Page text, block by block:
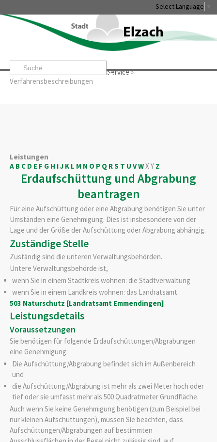
Select Language
Startseite» »Service»
Verfahrensbeschreibungen
Leben & Erleben Rathaus & Service
Leistungen
A B C D E F G H IJ K L M N O P Q RS T U VWXY Z
Erdaufschüttung und Abgrabung
beantragen
Für eine Aufschüttung oder eine Abgrabung benötigen Sie unter
Umständen eine Genehmigung. Dies ist insbesondere von der
Lage und der Größe der Aufschüttung oder Abgrabung abhängig.
Zuständige Stelle
Zuständig sind die unteren Verwaltungsbehörden.
Untere Verwaltungsbehörde ist,
wenn Sie in einem Stadtkreis wohnen: die Stadtverwaltung
wenn Sie in einem Landkreis wohnen: das Landratsamt
503 Naturschutz [Landratsamt Emmendingen]
Leistungsdetails
Voraussetzungen
Sie benötigen für folgende Erdaufschüttungen/Abgrabungen
eine Genehmigung:
Die Aufschüttung/Abgrabung befindet sich im Außenbereich
und
die Aufschüttung/Abgrabung ist mehr als zwei Meter hoch oder
tief oder sie umfasst mehr als 500 Quadratmeter Grundfläche.
Auch wenn Sie keine Genehmigung benötigen (zum Beispiel bei
nur kleinen Aufschüttungen), müssen Sie beachten, dass
Aufschüttungen/Abgrabungen auf bestimmten